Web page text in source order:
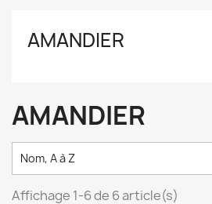
AMANDIER
AMANDIER
Nom, A à Z
Affichage 1-6 de 6 article(s)